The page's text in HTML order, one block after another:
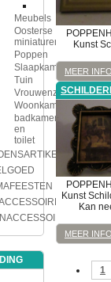
Meubels
Oosterse
miniaturen
Poppen
Slaapkamer
Tuin
Vrouwenzaken
Woonkamer
badkamer
en
toilet
Kunst
MEER INFO
Kunst
Kan
MEER INFO
1